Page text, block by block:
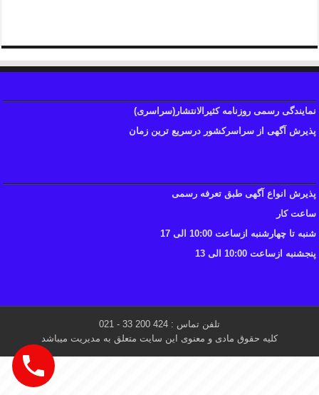
نمایندگی رسمی روزنامه کثیرالانتشار(سراسری)
پذیرش آگهی از سراسرکشور درسریع ترین زمان
پذیرش انواع آگهی طبق تعرفه رسمی
ساعت کار
شنبه تا چهارشنبه ازساعت 10:00 الی 17
پنجشنبه ازساعت 10:00 الی 13
تلفن تماس : 424 200 33 - 021
کلیه حقوق مادی و معنوی این سایت متعلق به مدیریت میباشد